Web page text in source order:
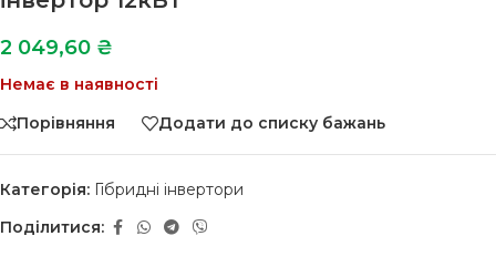
2 049,60 ₴
Немає в наявності
Порівняння
Додати до списку бажань
Категорія: Гібридні інвертори
Поділитися: